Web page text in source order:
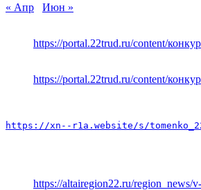
« Апр
Июн »
https://portal.22trud.ru/content/
https://portal.22trud.ru/content/
https://xn--r1a.website/s/
https://altairegion22.ru/region_news/